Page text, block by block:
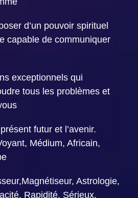
d’un pouvoir spirituel
capable de communiquer
exceptionnels qui
tous les problèmes et
futur et l’avenir.
Médium, Africain,
Astrologie,
Rapidité, Sérieux.